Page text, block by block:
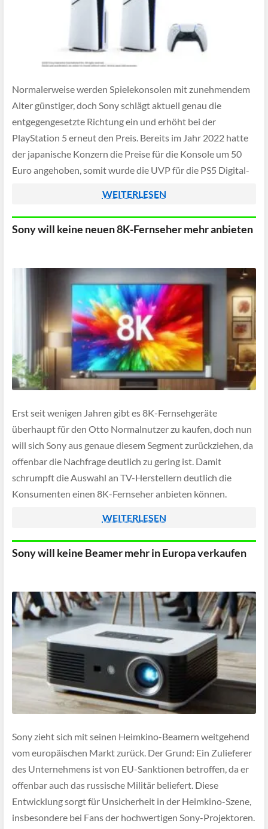
Normalerweise werden Spielekonsolen mit zunehmendem
Alter günstiger, doch Sony schlägt aktuell genau die
entgegengesetzte Richtung ein und erhöht bei der
PlayStation 5 erneut den Preis. Bereits im Jahr 2022 hatte
der japanische Konzern die Preise für die Konsole um 50
Euro angehoben, somit wurde die UVP für die PS5 Digital-
WEITERLESEN
Sony will keine neuen 8K-Fernseher mehr anbieten
Erst seit wenigen Jahren gibt es 8K-Fernsehgeräte
überhaupt für den Otto Normalnutzer zu kaufen, doch nun
will sich Sony aus genaue diesem Segment zurückziehen, da
offenbar die Nachfrage deutlich zu gering ist. Damit
schrumpft die Auswahl an TV-Herstellern deutlich die
Konsumenten einen 8K-Fernseher anbieten können.
WEITERLESEN
Sony will keine Beamer mehr in Europa verkaufen
Sony zieht sich mit seinen Heimkino-Beamern weitgehend
vom europäischen Markt zurück. Der Grund: Ein Zulieferer
des Unternehmens ist von EU-Sanktionen betroffen, da er
offenbar auch das russische Militär beliefert. Diese
Entwicklung sorgt für Unsicherheit in der Heimkino-Szene,
insbesondere bei Fans der hochwertigen Sony-Projektoren.